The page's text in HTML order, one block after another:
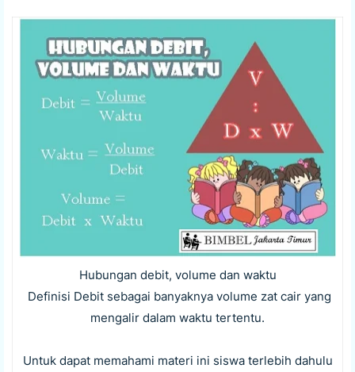
Hubungan debit, volume dan waktu
Definisi Debit sebagai banyaknya volume zat cair yang
mengalir dalam waktu tertentu.
Untuk dapat memahami materi ini siswa terlebih dahulu